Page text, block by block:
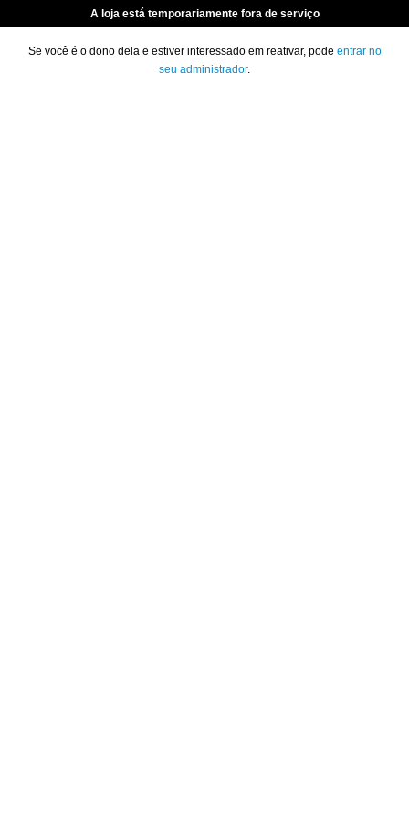
A loja está temporariamente fora de serviço
Se você é o dono dela e estiver interessado em reativar, pode entrar no
seu administrador.